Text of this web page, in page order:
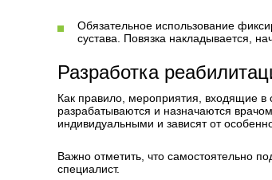
Обязательное использование
сустава. Повязка накладывается,
Разработка
Как правило, мероприятия, входящие в
разрабатываются и назначаются
индивидуальными и зависят от
Важно отметить, что самостоятельно
специалист.